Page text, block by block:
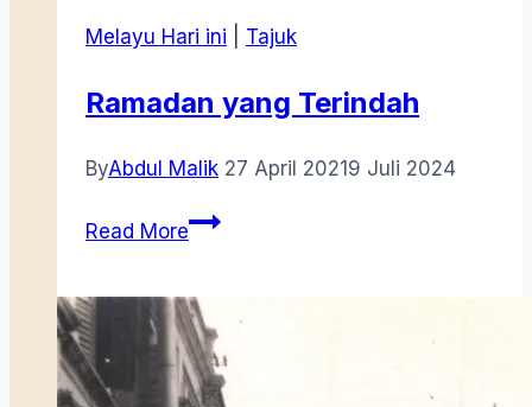
Melayu Hari ini Tajuk
Ramadan yang Terindah
ByAbdul Malik 27 April 2021 9 Juli 2024
Read MoreRamadan